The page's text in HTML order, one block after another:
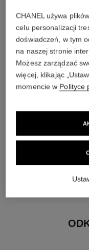
karata
Cechy
różnić**
materiał
18-karatowe żółte
CHANEL używa
celu personalizacji
doświadczeń, w tym
na naszej stronie
Możesz zarządzać
więcej, klikając
momencie w Polityce